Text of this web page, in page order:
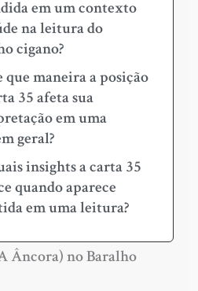
em um contexto
na leitura do
cigano?
que maneira a posição
35 afeta sua
em uma
geral?
insights a carta 35
quando aparece
em uma leitura?
Âncora) no Baralho